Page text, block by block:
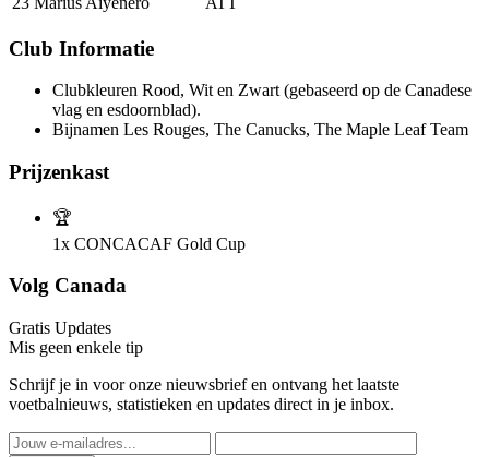
Club Informatie
Clubkleuren Rood, Wit en Zwart (gebaseerd op de Canadese
vlag en esdoornblad).
Bijnamen Les Rouges, The Canucks, The Maple Leaf Team
Prijzenkast
🏆
1x CONCACAF Gold Cup
Volg Canada
Gratis Updates
Mis geen enkele tip
Schrijf je in voor onze nieuwsbrief en ontvang het laatste
voetbalnieuws, statistieken en updates direct in je inbox.